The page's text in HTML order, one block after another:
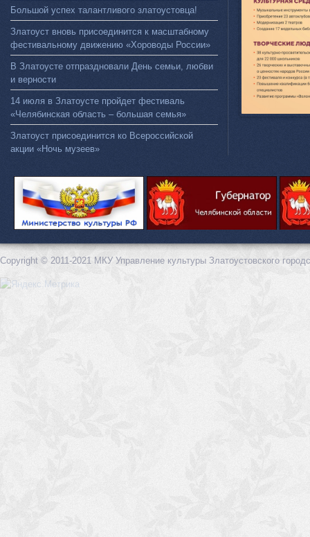
Большой успех талантливого златоустовца!
Златоуст вновь присоединится к масштабному
фестивальному движению «Хороводы России»
В Златоусте отпраздновали День семьи, любви
и верности
14 июля в Златоусте пройдет фестиваль
«Челябинская область – большая семья»
Златоуст присоединится ко Всероссийской
акции «Ночь музеев»
Copyright © 2011-2021 МКУ Управление культуры Златоустовского